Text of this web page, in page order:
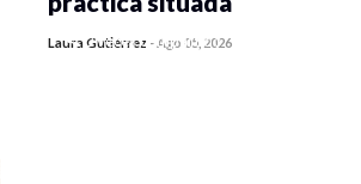
0 veces compartido
Laura Gutiérrez -Ago 05, 2026